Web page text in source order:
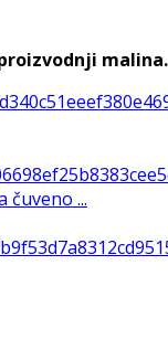
čuveno ...